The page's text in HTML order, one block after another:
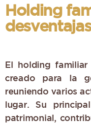
Holding
desventajas
El holding
creado para la
reuniendo varios
lugar. Su
patrimonial,